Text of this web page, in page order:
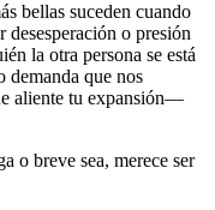
bellas suceden cuando
desesperación o presión
la otra persona se está
demanda que nos
aliente tu expansión—
o breve sea, merece ser